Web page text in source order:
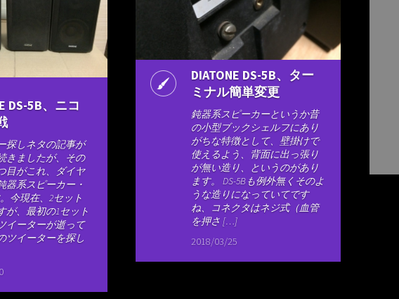
DIATONE DS-5B、ター
ミナル簡単変更
鈍器系スピーカーというか昔
の小型ブックシェルフにあり
がちな特徴として、壁掛けで
使えるよう、背面に出っ張り
が無い造り、というのがあり
ます。 DS-5Bも例外無くそのよ
うな造りになっていてです
ね、コネクタはネジ式（血管
を押さ […]
2018/03/25
DS-5B、ニコ
探しネタの記事が
きましたが、その
目がこれ、ダイヤ
器系スピーカー・
今現在、2セット
が、最初の1セット
イーターが逝って
ツイーターを探し